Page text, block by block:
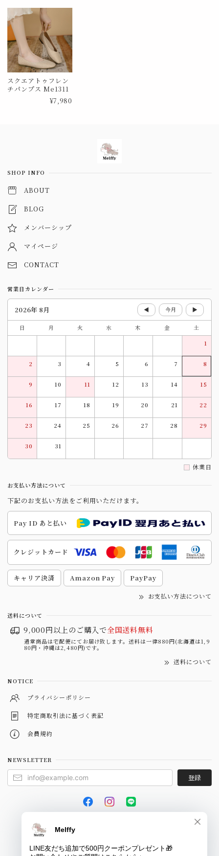
スクエアトゥフレン
チパンプス Me1311
¥7,980
SHOP INFO
ABOUT
BLOG
メンバーシップ
マイページ
CONTACT
営業日カレンダー
2026年 8月 ◀ 今月 ▶
日 月 火 水 木 金
土
1
2 3 4 5 6 7 8
9 10 11 12 13 14 15
16 17 18 19 20 21 22
23 24 25 26 27 28 29
30 31
休業日
お支払い方法について
下記のお支払い方法をご利用いただけます。
Pay ID あと払い
クレジットカード
キャリア決済 Amazon Pay PayPay
お支払い方法について
送料について
9,000円以上のご購入で全国送料無料
通常商品は宅配便にてお届け致します。送料は一律880円(北海道は1,9
80円・沖縄は2,480円)です。
送料について
NOTICE
プライバシーポリシー
特定商取引法に基づく表記
会員規約
NEWSLETTER
登録